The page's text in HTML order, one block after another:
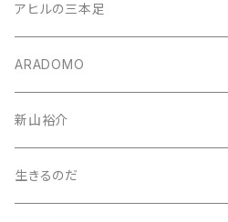
アヒルの三本足
ARADOMO
新山裕介
生きるのだ